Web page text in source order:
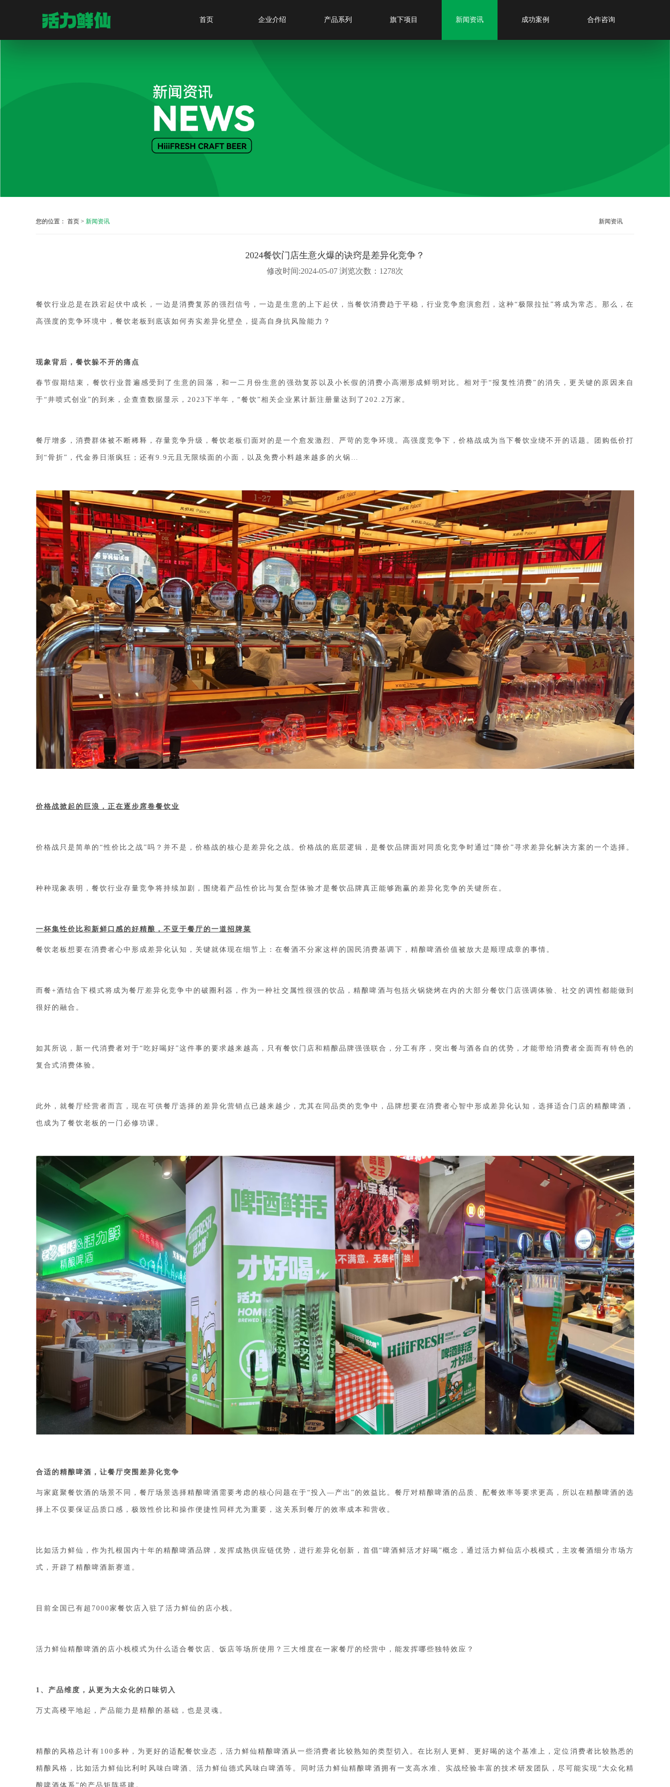
首页 企业介绍 产品系列 旗下项目 新闻资讯 成功案例 合作咨询
您的位置： 首页 > 新闻资讯 新闻资讯
2024餐饮门店生意火爆的诀窍是差异化竞争？
修改时间:2024-05-07 浏览次数：1278次
餐饮行业总是在跌宕起伏中成长，一边是消费复苏的强烈信号，一边是生意的上下起伏，当餐饮消费趋于平稳，行业竞争愈演愈烈，这种“极限拉扯”将成为常态。那么，在
高强度的竞争环境中，餐饮老板到底该如何夯实差异化壁垒，提高自身抗风险能力？
现象背后，餐饮躲不开的痛点
春节假期结束，餐饮行业普遍感受到了生意的回落，和一二月份生意的强劲复苏以及小长假的消费小高潮形成鲜明对比。相对于“报复性消费”的消失，更关键的原因来自
于“井喷式创业”的到来，企查查数据显示，2023下半年，“餐饮”相关企业累计新注册量达到了202.2万家。
餐厅增多，消费群体被不断稀释，存量竞争升级，餐饮老板们面对的是一个愈发激烈、严苛的竞争环境。高强度竞争下，价格战成为当下餐饮业绕不开的话题。团购低价打
到 “骨折”，代金券日渐疯狂；还有9.9元且无限续面的小面，以及免费小料越来越多的火锅…
价格战掀起的巨浪，正在逐步席卷餐饮业
价格战只是简单的 “性价比之战”吗？并不是，价格战的核心是差异化之战。价格战的底层逻辑，是餐饮品牌面对同质化竞争时通过“降价”寻求差异化解决方案的一个选择。
种种现象表明，餐饮行业存量竞争将持续加剧，围绕着产品性价比与复合型体验才是餐饮品牌真正能够跑赢的差异化竞争的关键所在。
一杯集性价比和新鲜口感的好精酿，不亚于餐厅的一道招牌菜
餐饮老板想要在消费者心中形成差异化认知，关键就体现在细节上：在餐酒不分家这样的国民消费基调下，精酿啤酒价值被放大是顺理成章的事情。
而餐+酒结合下模式将成为餐厅差异化竞争中的破圈利器，作为一种社交属性很强的饮品，精酿啤酒与包括火锅烧烤在内的大部分餐饮门店强调体验、社交的调性都能做到
很好的融合。
如其所说，新一代消费者对于“吃好喝好”这件事的要求越来越高，只有餐饮门店和精酿品牌强强联合，分工有序，突出餐与酒各自的优势，才能带给消费者全面而有特色的
复合式消费体验。
此外，就餐厅经营者而言，现在可供餐厅选择的差异化营销点已越来越少，尤其在同品类的竞争中，品牌想要在消费者心智中形成差异化认知，选择适合门店的精酿啤酒，
也成为了餐饮老板的一门必修功课。
合适的精酿啤酒 ， 让餐厅突围差异化竞争
与家庭聚餐饮酒的场景不同，餐厅场景选择精酿啤酒需要考虑的核心问题在于“投入 — 产出 ”的效益比。餐厅对精酿啤酒的品质、配餐效率等要求更高，所以在精酿啤酒的选
择上不仅要保证品质口感，极致性价比和操作便捷性同样尤为重要，这关系到餐厅的效率成本和营收。
比如活力鲜仙，作为扎根国内十年的精酿啤酒品牌，发挥成熟供应链优势，进行差异化创新，首倡 “啤酒 鲜活才好喝”概念，通过活力鲜仙店小栈模式，主攻餐酒细分市场方
式，开辟了精酿啤酒新赛道。
目前全国已有超 7000家餐饮店 入驻了 活力鲜仙的店小栈。
活力鲜仙 精酿啤酒 的店小栈模式为什么适合餐饮店、饭店等场所使用？三大维度在一家餐厅的经营中，能发挥哪些独特效应？
1、产品维度，从更为大众化的口味切入
万丈高楼平地起，产品能力是精酿的基础，也是灵魂。
精酿的风格总计有 100多种，为更好的适配餐饮业态，活力鲜仙 精酿啤酒 从一些消费者比较熟知的类型切入。在比别人更鲜、更好喝的这个基准上，定位消费者比较熟悉的
精酿风格，比如活力鲜仙比利时风味白 啤酒 、活力鲜仙 德式风味白啤酒等 。同时活力鲜仙精酿啤酒 拥有一支高水准、实战经验丰富的技术研发团队，尽可能实现 “大众化精
酿啤酒体系”的产品矩阵搭建。